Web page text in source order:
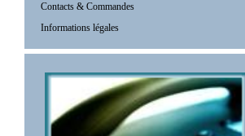
Contacts & Commandes
Informations légales